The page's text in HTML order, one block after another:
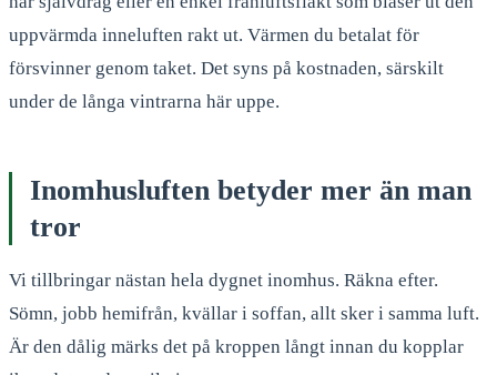
uppvärmda inneluften rakt ut. Värmen du betalat för
försvinner genom taket. Det syns på kostnaden, särskilt
under de långa vintrarna här uppe.
Inomhusluften betyder mer än man
tror
Vi tillbringar nästan hela dygnet inomhus. Räkna efter.
Sömn, jobb hemifrån, kvällar i soffan, allt sker i samma luft.
Är den dålig märks det på kroppen långt innan du kopplar